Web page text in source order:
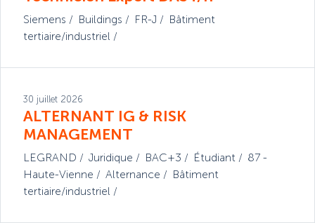
Siemens Buildings FR-J
Bâtiment
tertiaire/industriel
30 juillet 2026
ALTERNANT IG & RISK
MANAGEMENT
LEGRAND Juridique BAC+3 Étudiant
87 -
Haute-Vienne
Alternance
Bâtiment
tertiaire/industriel